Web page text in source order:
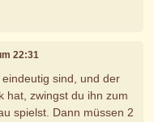
22:31
sind, und der
hat, zwingst du ihn zum
spielst. Dann müssen 2